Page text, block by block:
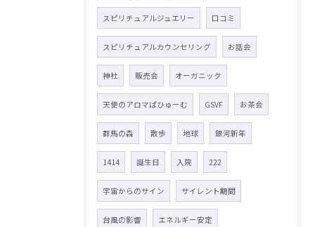
スピリチュアルジュエリー 口コミ
スピリチュアルカウンセリング お話会
神社 販売会 オーガニック
天使のアロマぱひゅーむ GSVF お茶会
群馬の森 散歩 地球 銀河新年
1414 誕生日 入院 222
宇宙からのサイン サイレント期間
台風の影響 エネルギー安定